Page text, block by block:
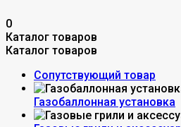
0
Каталог товаров
Каталог товаров
Сопутствующий товар
Газобаллонная установка